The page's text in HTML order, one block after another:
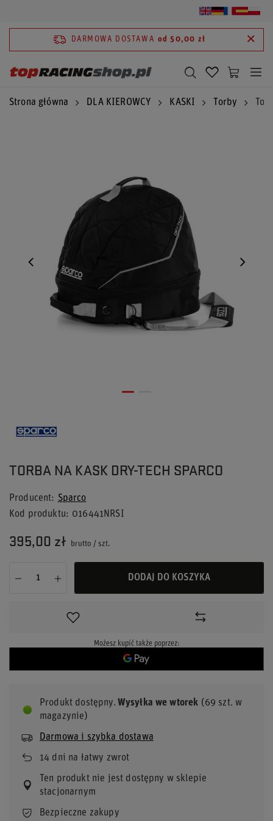
DARMOWA DOSTAWA od 50,00 zł
Strona główna DLA KIEROWCY KASKI Torby
TORBA NA KASK DRY-TECH SPARCO
Producent
Sparco
Kod produktu
016441NRSI
395,00 zł brutto / szt.
DODAJ DO KOSZYKA
Możesz kupić także poprzez:
Produkt dostępny Wysyłkawe wtorek (69 szt. w
magazynie)
Darmowa i szybka dostawa
14 dni na łatwy zwrot
Ten produkt nie jest dostępny w sklepie
stacjonarnym
Bezpieczne zakupy